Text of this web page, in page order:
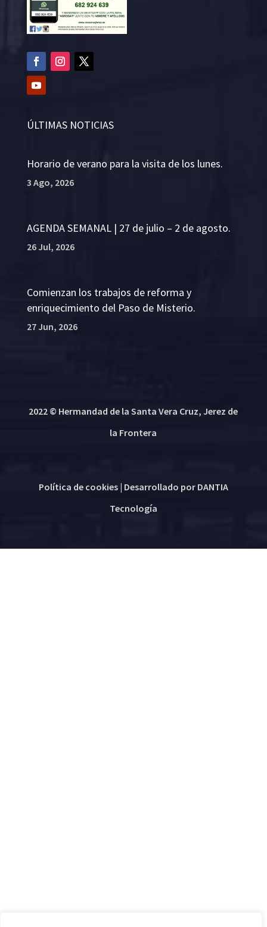
ÚLTIMAS NOTICIAS
Horario de verano para la visita de los lunes.
3 Ago, 2026
AGENDA SEMANAL | 27 de julio – 2 de agosto.
26 Jul, 2026
Comienzan los trabajos de reforma y
enriquecimiento del Paso de Misterio.
27 Jun, 2026
2022 © Hermandad de la Santa Vera Cruz, Jerez de
la Frontera
Política de cookies| Desarrollado por DANTIA
Tecnología